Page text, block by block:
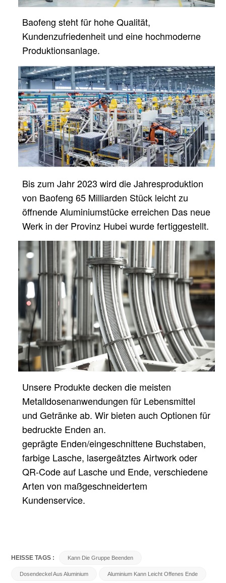
Baofeng steht für hohe Qualität,
Kundenzufriedenheit und eine hochmoderne
Produktionsanlage.
Bis zum Jahr 2023 wird die Jahresproduktion
von Baofeng 65 Milliarden Stück leicht zu
öffnende Aluminiumstücke erreichen Das neue
Werk in der Provinz Hubei wurde fertiggestellt.
Unsere Produkte decken die meisten
Metalldosenanwendungen für Lebensmittel
und Getränke ab. Wir bieten auch Optionen für
bedruckte Enden an.
geprägte Enden/eingeschnittene Buchstaben,
farbige Lasche, lasergeätztes Airtwork oder
QR-Code auf Lasche und Ende, verschiedene
Arten von maßgeschneidertem
Kundenservice.
HEISSE TAGS : Kann Die Gruppe Beenden
Dosendeckel Aus Aluminium Aluminium Kann Leicht Offenes Ende